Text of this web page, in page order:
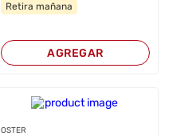
Retira mañana
AGREGAR
OSTER